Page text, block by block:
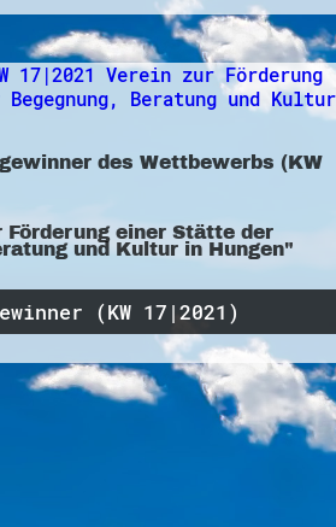
des Wettbewerbs (KW
Förderung einer Stätte der
und Kultur in Hungen"
(KW 17|2021)